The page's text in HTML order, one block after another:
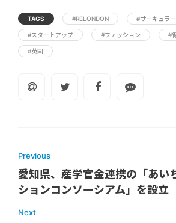
TAGS #RELONDON #サーキュラ
#スタートアップ #ファッション #
#英国
Previous
愛知県、産学官金連携の「あい
ションコンソーシアム」を設立
Next